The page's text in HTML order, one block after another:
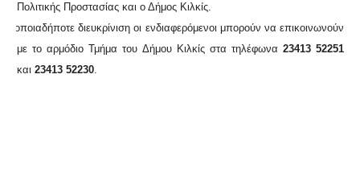
Πολιτικής Προστασίας και ο Δήμος Κιλκίς.
οποιαδήποτε διευκρίνιση οι ενδιαφερόμενοι μπορούν να επικοινωνούν
με το αρμόδιο Τμήμα του Δήμου Κιλκίς στα τηλέφωνα 23413 52251
και2341352230.